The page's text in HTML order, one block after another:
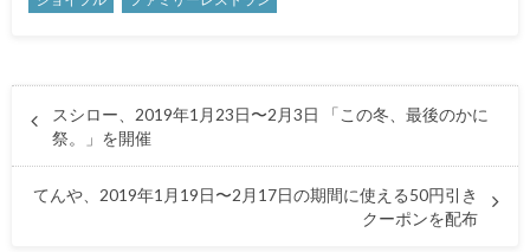
スシロー、2019年1月23日〜2月3日 「この冬、最後のかに
祭。」を開催
てんや、2019年1月19日〜2月17日の期間に使える50円引き
クーポンを配布